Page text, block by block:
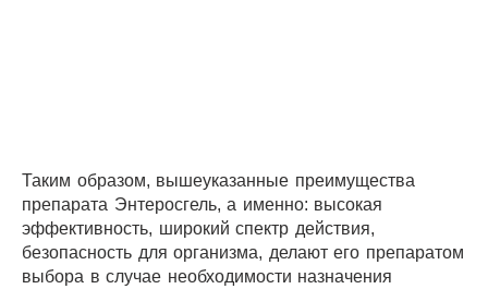
Таким образом, вышеуказанные преимущества
препарата Энтеросгель, а именно: высокая
эффективность, широкий спектр действия,
безопасность для организма, делают его препаратом
выбора в случае необходимости назначения